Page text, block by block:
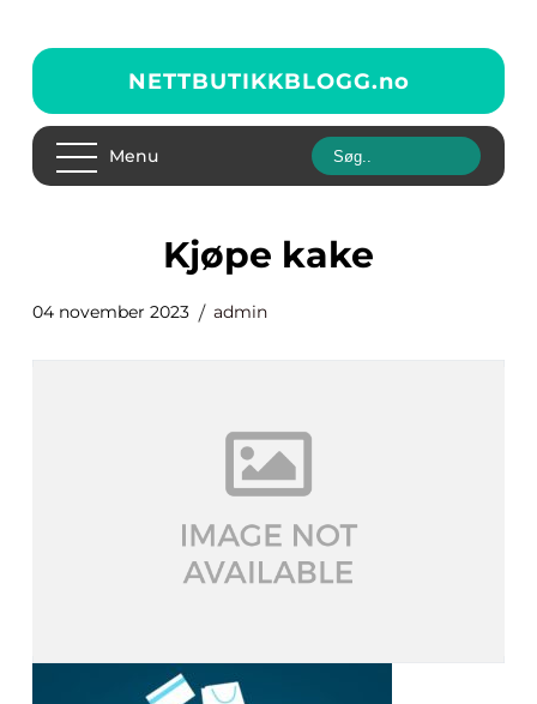
NETTBUTIKKBLOGG.no
Menu
kjøpe kake
04 november 2023 admin